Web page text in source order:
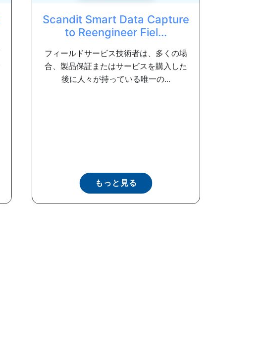
Scandit Smart Data Capture
to Reengineer Fiel...
フィールドサービス技術者は、多くの場
合、製品保証またはサービスを購入した
後に人々が持っている唯一の...
もっと見る